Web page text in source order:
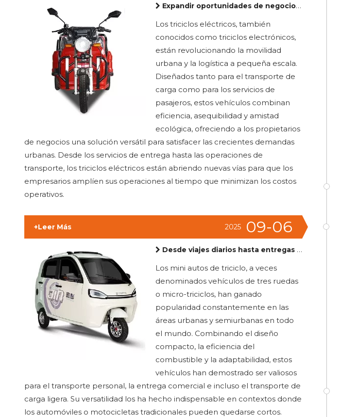
Expandir oportunidades de negocio con triciclos eléctricos para carga y pasajero
Los triciclos eléctricos, también
conocidos como triciclos electrónicos,
están revolucionando la movilidad
urbana y la logística a pequeña escala.
Diseñados tanto para el transporte de
carga como para los servicios de
pasajeros, estos vehículos combinan
eficiencia, asequibilidad y amistad
ecológica, ofreciendo a los propietarios
de negocios una solución versátil para satisfacer las crecientes demandas
urbanas. Desde los servicios de entrega hasta las operaciones de
transporte, los triciclos eléctricos están abriendo nuevas vías para que los
empresarios amplíen sus operaciones al tiempo que minimizan los costos
operativos.
09-06
2025
+Leer Más
Desde viajes diarios hasta entregas de última milla: la versatilidad de los mini autos de triciclo
Los mini autos de triciclo, a veces
denominados vehículos de tres ruedas
o micro-triciclos, han ganado
popularidad constantemente en las
áreas urbanas y semiurbanas en todo
el mundo. Combinando el diseño
compacto, la eficiencia del
combustible y la adaptabilidad, estos
vehículos han demostrado ser valiosos
para el transporte personal, la entrega comercial e incluso el transporte de
carga ligera. Su versatilidad los ha hecho indispensable en contextos donde
los automóviles o motocicletas tradicionales pueden quedarse cortos.